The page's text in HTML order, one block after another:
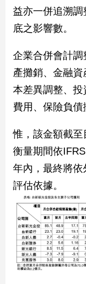
社
會/
方
冠
病
毒
專
南
台
灣
觀
點
南
台
灣
觀
點
益亦一併追溯調
底之影響數。
企業合併會計
產攤銷、金融
本差異調整、
費用、保險負債
惟，該金額截
衡量期間依
年內，最終將
評估依據。